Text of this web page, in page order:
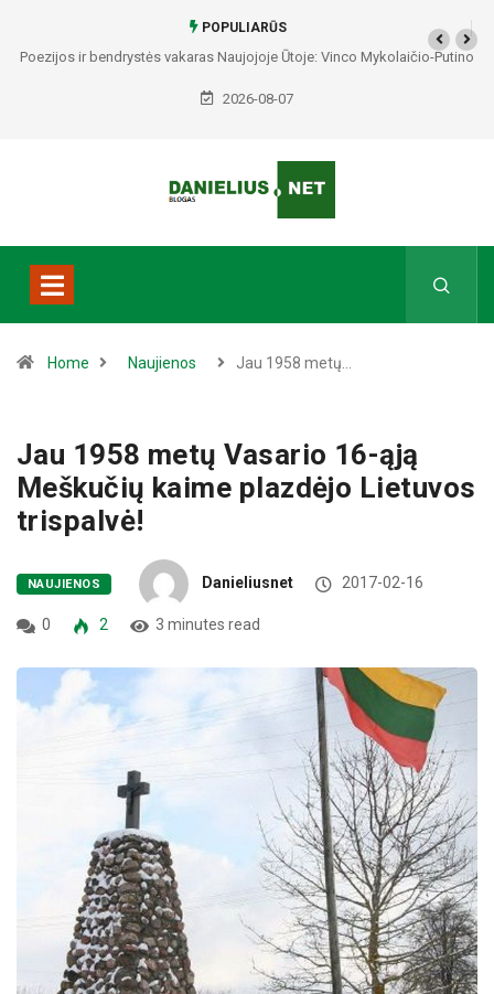
POPULIARŪS
Poezijos ir bendrystės vakaras Naujojoje Ūtoje: Vinco Mykolaičio-Putino
tėviškėje skambės eilės, dainos ir arbatos puodelių šiluma
2026-08-07
Home Naujienos Jau 1958 metų…
Jau 1958 metų Vasario 16-ąją
Meškučių kaime plazdėjo Lietuvos
trispalvė!
NAUJIENOS Danieliusnet 2017-02-16
0 2 3 minutes read